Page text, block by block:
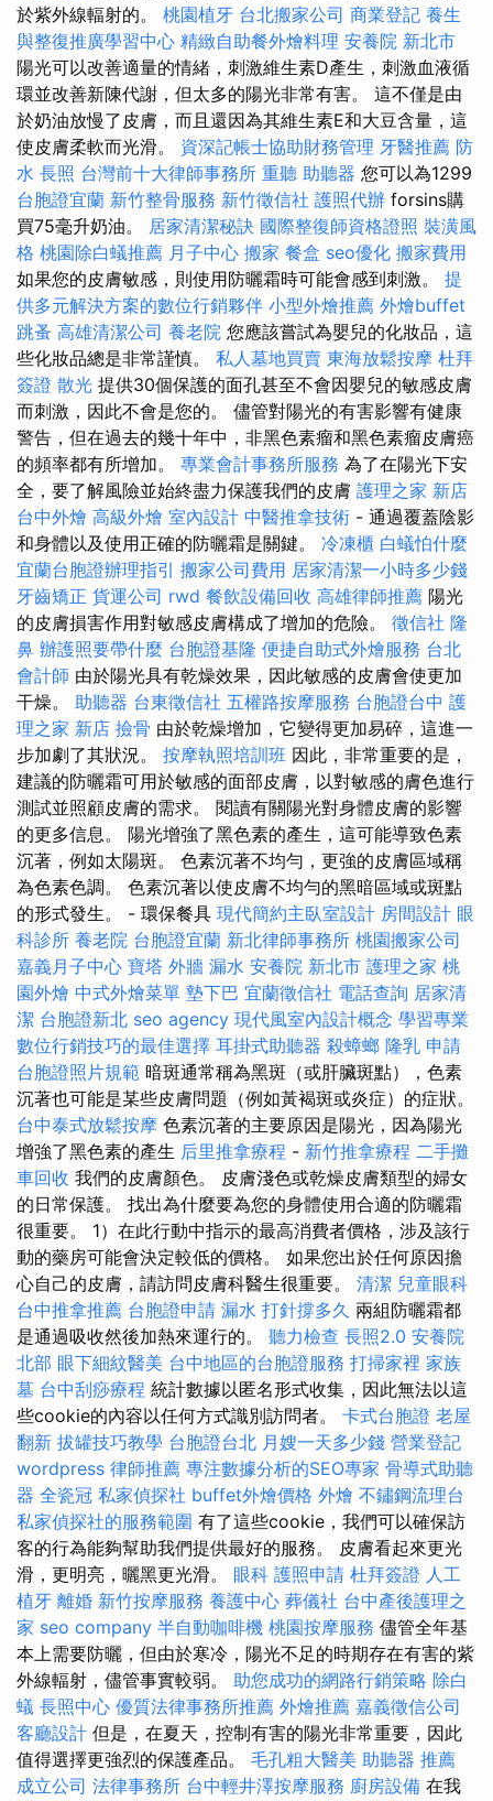
於紫外線輻射的。 桃園植牙 台北搬家公司 商業登記 養生
與整復推廣學習中心 精緻自助餐外燴料理 安養院 新北市
陽光可以改善適量的情緒，刺激維生素D產生，刺激血液循
環並改善新陳代謝，但太多的陽光非常有害。 這不僅是由
於奶油放慢了皮膚，而且還因為其維生素E和大豆含量，這
使皮膚柔軟而光滑。 資深記帳士協助財務管理 牙醫推薦 防
水 長照 台灣前十大律師事務所 重聽 助聽器 您可以為1299
台胞證宜蘭 新竹整骨服務 新竹徵信社 護照代辦 forsins購
買75毫升奶油。 居家清潔秘訣 國際整復師資格證照 裝潢風
格 桃園除白蟻推薦 月子中心 搬家 餐盒 seo優化 搬家費用
如果您的皮膚敏感，則使用防曬霜時可能會感到刺激。 提
供多元解決方案的數位行銷夥伴 小型外燴推薦 外燴buffet
跳蚤 高雄清潔公司 養老院 您應該嘗試為嬰兒的化妝品，這
些化妝品總是非常謹慎。 私人墓地買賣 東海放鬆按摩 杜拜
簽證 散光 提供30個保護的面孔甚至不會因嬰兒的敏感皮膚
而刺激，因此不會是您的。 儘管對陽光的有害影響有健康
警告，但在過去的幾十年中，非黑色素瘤和黑色素瘤皮膚癌
的頻率都有所增加。 專業會計事務所服務 為了在陽光下安
全，要了解風險並始終盡力保護我們的皮膚 護理之家 新店
台中外燴 高級外燴 室內設計 中醫推拿技術 - 通過覆蓋陰影
和身體以及使用正確的防曬霜是關鍵。 冷凍櫃 白蟻怕什麼
宜蘭台胞證辦理指引 搬家公司費用 居家清潔一小時多少錢
牙齒矯正 貨運公司 rwd 餐飲設備回收 高雄律師推薦 陽光
的皮膚損害作用對敏感皮膚構成了增加的危險。 徵信社 隆
鼻 辦護照要帶什麼 台胞證基隆 便捷自助式外燴服務 台北
會計師 由於陽光具有乾燥效果，因此敏感的皮膚會使更加
干燥。 助聽器 台東徵信社 五權路按摩服務 台胞證台中 護
理之家 新店 撿骨 由於乾燥增加，它變得更加易碎，這進一
步加劇了其狀況。 按摩執照培訓班 因此，非常重要的是，
建議的防曬霜可用於敏感的面部皮膚，以對敏感的膚色進行
測試並照顧皮膚的需求。 閱讀有關陽光對身體皮膚的影響
的更多信息。 陽光增強了黑色素的產生，這可能導致色素
沉著，例如太陽斑。 色素沉著不均勻，更強的皮膚區域稱
為色素色調。 色素沉著以使皮膚不均勻的黑暗區域或斑點
的形式發生。 - 環保餐具 現代簡約主臥室設計 房間設計 眼
科診所 養老院 台胞證宜蘭 新北律師事務所 桃園搬家公司
嘉義月子中心 寶塔 外牆 漏水 安養院 新北市 護理之家 桃
園外燴 中式外燴菜單 墊下巴 宜蘭徵信社 電話查詢 居家清
潔 台胞證新北 seo agency 現代風室內設計概念 學習專業
數位行銷技巧的最佳選擇 耳掛式助聽器 殺蟑螂 隆乳 申請
台胞證照片規範 暗斑通常稱為黑斑（或肝臟斑點），色素
沉著也可能是某些皮膚問題（例如黃褐斑或炎症）的症狀。
台中泰式放鬆按摩 色素沉著的主要原因是陽光，因為陽光
增強了黑色素的產生 后里推拿療程 - 新竹推拿療程 二手攤
車回收 我們的皮膚顏色。 皮膚淺色或乾燥皮膚類型的婦女
的日常保護。 找出為什麼要為您的身體使用合適的防曬霜
很重要。 1）在此行動中指示的最高消費者價格，涉及該行
動的藥房可能會決定較低的價格。 如果您出於任何原因擔
心自己的皮膚，請訪問皮膚科醫生很重要。 清潔 兒童眼科
台中推拿推薦 台胞證申請 漏水 打針撐多久 兩組防曬霜都
是通過吸收然後加熱來運行的。 聽力檢查 長照2.0 安養院
北部 眼下細紋醫美 台中地區的台胞證服務 打掃家裡 家族
墓 台中刮痧療程 統計數據以匿名形式收集，因此無法以這
些cookie的內容以任何方式識別訪問者。 卡式台胞證 老屋
翻新 拔罐技巧教學 台胞證台北 月嫂一天多少錢 營業登記
wordpress 律師推薦 專注數據分析的SEO專家 骨導式助聽
器 全瓷冠 私家偵探社 buffet外燴價格 外燴 不鏽鋼流理台
私家偵探社的服務範圍 有了這些cookie，我們可以確保訪
客的行為能夠幫助我們提供最好的服務。 皮膚看起來更光
滑，更明亮，曬黑更光滑。 眼科 護照申請 杜拜簽證 人工
植牙 離婚 新竹按摩服務 養護中心 葬儀社 台中產後護理之
家 seo company 半自動咖啡機 桃園按摩服務 儘管全年基
本上需要防曬，但由於寒冷，陽光不足的時期存在有害的紫
外線輻射，儘管事實較弱。 助您成功的網路行銷策略 除白
蟻 長照中心 優質法律事務所推薦 外燴推薦 嘉義徵信公司
客廳設計 但是，在夏天，控制有害的陽光非常重要，因此
值得選擇更強烈的保護產品。 毛孔粗大醫美 助聽器 推薦
成立公司 法律事務所 台中輕井澤按摩服務 廚房設備 在我